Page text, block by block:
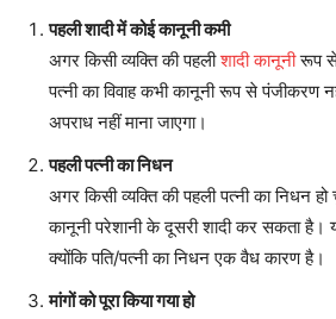
पहली शादी में कोई कानूनी कमी
अगर किसी व्यक्ति की पहलीशादी कानूनी रूप
पत्नी का विवाह कभी कानूनी रूप से पंजीकरण
अपराध नहीं माना जाएगा।
पहली पत्नी का निधन
अगर किसी व्यक्ति की पहली पत्नी का निधन हो
कानूनी परेशानी के दूसरी शादी कर सकता है।
क्योंकि पति/पत्नी का निधन एक वैध कारण है।
मांगों को पूरा किया गया हो